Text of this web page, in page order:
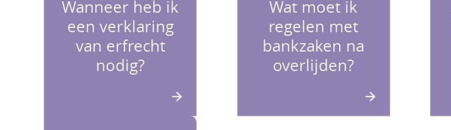
Wanneer heb ik
een verklaring
van erfrecht
nodig?
Wat moet ik
regelen met
bankzaken na
overlijden?